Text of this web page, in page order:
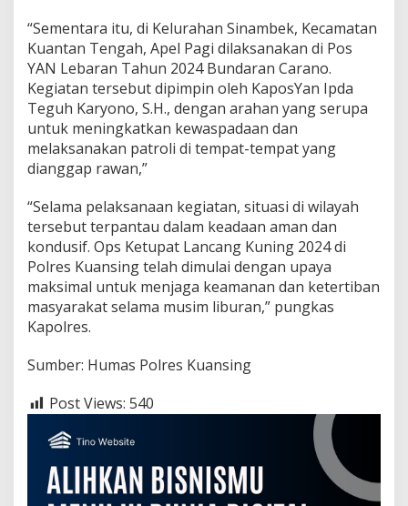
“Sementara itu, di Kelurahan Sinambek, Kecamatan
Kuantan Tengah, Apel Pagi dilaksanakan di Pos
YAN Lebaran Tahun 2024 Bundaran Carano.
Kegiatan tersebut dipimpin oleh KaposYan Ipda
Teguh Karyono, S.H., dengan arahan yang serupa
untuk meningkatkan kewaspadaan dan
melaksanakan patroli di tempat-tempat yang
dianggap rawan,”
“Selama pelaksanaan kegiatan, situasi di wilayah
tersebut terpantau dalam keadaan aman dan
kondusif. Ops Ketupat Lancang Kuning 2024 di
Polres Kuansing telah dimulai dengan upaya
maksimal untuk menjaga keamanan dan ketertiban
masyarakat selama musim liburan,” pungkas
Kapolres.
Sumber: Humas Polres Kuansing
Post Views: 540